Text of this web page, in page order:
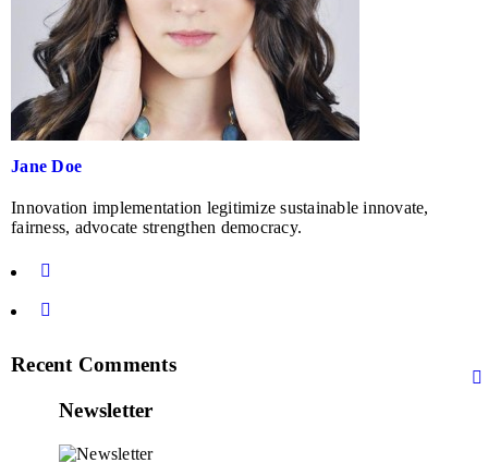
Jane Doe
Innovation implementation legitimize sustainable innovate,
fairness, advocate strengthen democracy.
Recent Comments
Newsletter